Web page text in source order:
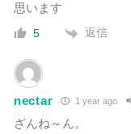
思います
5 返信
nectar 1 year ago
ざんね～ん。